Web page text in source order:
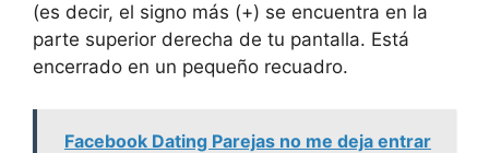
(es decir, el signo más (+) se encuentra en la
parte superior derecha de tu pantalla. Está
encerrado en un pequeño recuadro.
Facebook Dating Parejas no me deja entrar